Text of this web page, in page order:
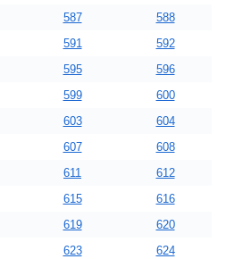
587
588
591
592
595
596
599
600
603
604
607
608
611
612
615
616
619
620
623
624